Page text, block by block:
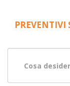
PREVENTIVI